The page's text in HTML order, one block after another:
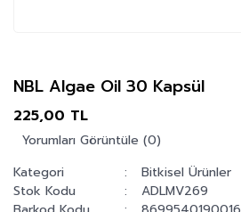
NBL Algae Oil 30 Kapsül
225,00 TL
Yorumları Görüntüle (0)
Kategori
Bitkisel Ürünler
Stok Kodu
ADLMV269